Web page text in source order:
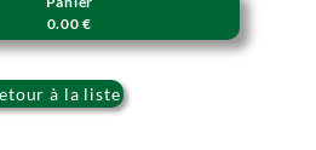
0.00 €
à la liste